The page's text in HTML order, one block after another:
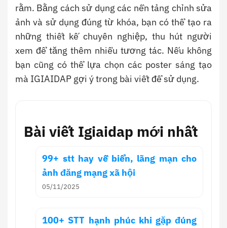
rằm. Bằng cách sử dụng các nền tảng chỉnh sửa
ảnh và sử dụng đúng từ khóa, bạn có thể tạo ra
những thiết kế chuyên nghiệp, thu hút người
xem để tăng thêm nhiều tương tác. Nếu không
bạn cũng có thể lựa chọn các poster sáng tạo
mà IGIAIDAP gợi ý trong bài viết để sử dụng.
Bài viết Igiaidap mới nhất
99+ stt hay về biển, lãng mạn cho
ảnh đăng mạng xã hội
05/11/2025
100+ STT hạnh phúc khi gặp đúng